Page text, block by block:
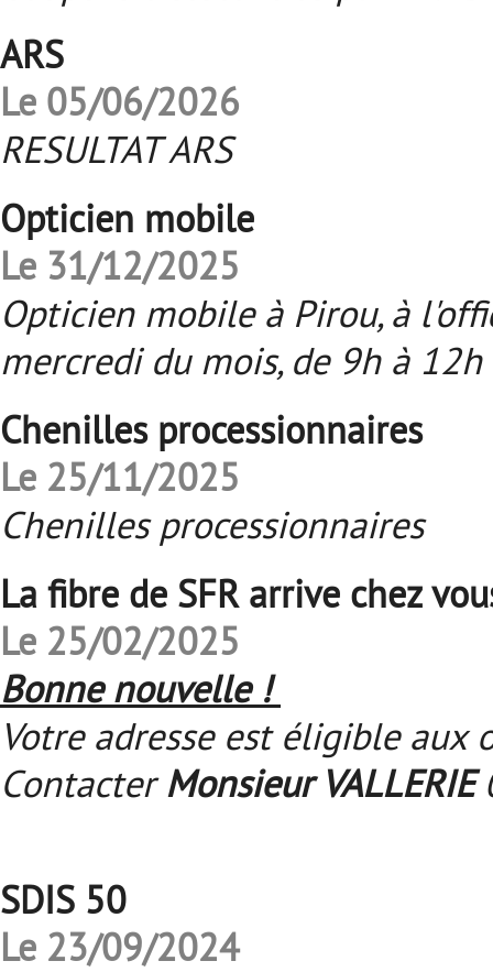
ARS
Le 05/06/2026
RESULTAT ARS
Opticien mobile
Le 31/12/2025
Opticien mobile à Pirou, à
mercredi du mois, de 9h à
Chenilles processionnaires
Le 25/11/2025
Chenilles processionnaires
La fibre de SFR arrive chez
Le 25/02/2025
Bonne nouvelle !
Votre adresse est éligible aux
ContacterMonsieur VALLERIE
SDIS 50
Le 23/09/2024